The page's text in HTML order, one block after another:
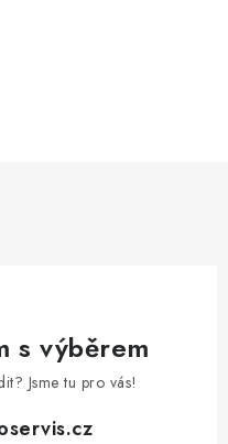
s výběrem
Jsme tu pro vás!